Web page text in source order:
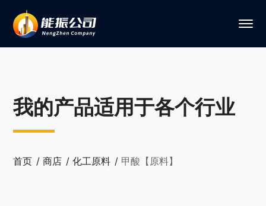
我的产品适用于各个行业
首页 商店 化工原料 甲酸【原料】